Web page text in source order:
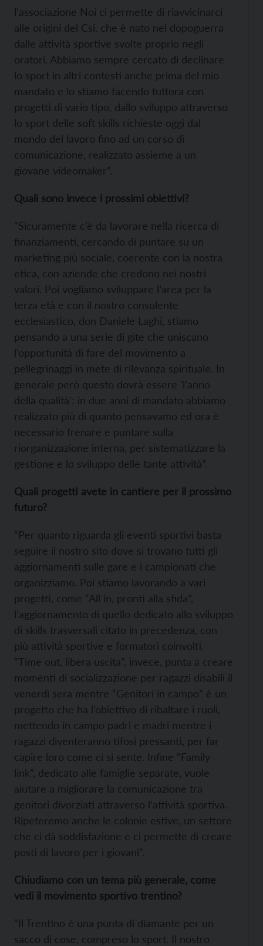
l’associazione Noi ci permette di riavvicinarci
alle origini del Csi, che è nato nel dopoguerra
dalle attività sportive svolte proprio negli
oratori. Abbiamo sempre cercato di declinare
lo sport in altri contesti anche prima del mio
mandato e lo stiamo facendo tuttora con
progetti di vario tipo, dallo sviluppo attraverso
lo sport delle soft skills richieste oggi dal
mondo del lavoro fino ad un corso di
comunicazione, realizzato assieme a un
giovane videomaker”.
Quali sono invece i prossimi obiettivi?
“Sicuramente c’è da lavorare nella ricerca di
finanziamenti, cercando di puntare su un
marketing più sociale, coerente con la nostra
etica, con aziende che credono nei nostri
valori. Poi vogliamo sviluppare l’area per la
terza età e con il nostro consulente
ecclesiastico, don Daniele Laghi, stiamo
pensando a una serie di gite che uniscano
l’opportunità di fare del movimento a
pellegrinaggi in mete di rilevanza spirituale. In
generale però questo dovrà essere 'l’anno
della qualità': in due anni di mandato abbiamo
realizzato più di quanto pensavamo ed ora è
necessario frenare e puntare sulla
riorganizzazione interna, per sistematizzare la
gestione e lo sviluppo delle tante attività”.
Quali progetti avete in cantiere per il prossimo
futuro?
“Per quanto riguarda gli eventi sportivi basta
seguire il nostro sito dove si trovano tutti gli
aggiornamenti sulle gare e i campionati che
organizziamo. Poi stiamo lavorando a vari
progetti, come “All in, pronti alla sfida”,
l’aggiornamento di quello dedicato allo sviluppo
di skills trasversali citato in precedenza, con
più attività sportive e formatori coinvolti.
“Time out, libera uscita”, invece, punta a creare
momenti di socializzazione per ragazzi disabili il
venerdì sera mentre “Genitori in campo” è un
progetto che ha l’obiettivo di ribaltare i ruoli,
mettendo in campo padri e madri mentre i
ragazzi diventeranno tifosi pressanti, per far
capire loro come ci si sente. Infine “Family
link”, dedicato alle famiglie separate, vuole
aiutare a migliorare la comunicazione tra
genitori divorziati attraverso l’attività sportiva.
Ripeteremo anche le colonie estive, un settore
che ci dà soddisfazione e ci permette di creare
posti di lavoro per i giovani”.
Chiudiamo con un tema più generale, come
vedi il movimento sportivo trentino?
“Il Trentino è una punta di diamante per un
sacco di cose, compreso lo sport. Il nostro